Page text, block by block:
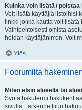
Kuinka voin lisätä /
Voit lisätä käyttäjiä listoihisi
linkki jonka kautta voit
Vaihtoehtoisesti omista
heidän käyttäjänimen. Voit
Ylös
Foorumilta hakeminen
Miten etsin alueelta tai
Syötä hakutermi
sivulla. Tarkennettuun